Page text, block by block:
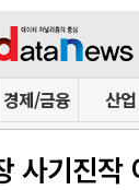
경제/금융 산업
사기진작